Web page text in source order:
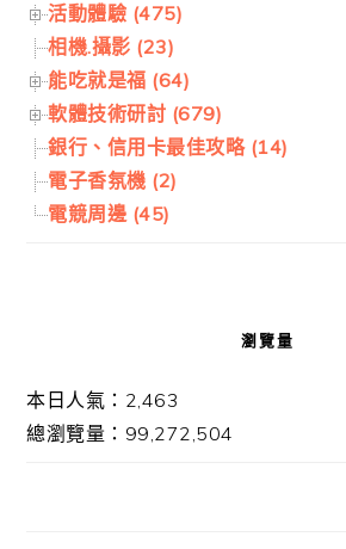
活動體驗 (475)
相機.攝影 (23)
能吃就是福 (64)
軟體技術研討 (679)
銀行、信用卡最佳攻略 (14)
電子香氛機 (2)
電競周邊 (45)
瀏覽量
本日人氣：2,463
總瀏覽量：99,272,504